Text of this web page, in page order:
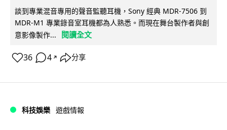
談到專業混音專用的聲音監聽耳機，Sony 經典 MDR-7506 到
MDR-M1 專業錄音室耳機都為人熟悉。而現在舞台製作者與創
意影像製作...
閱讀全文
36 4 ↗ 分享
科技娛樂 遊戲情報